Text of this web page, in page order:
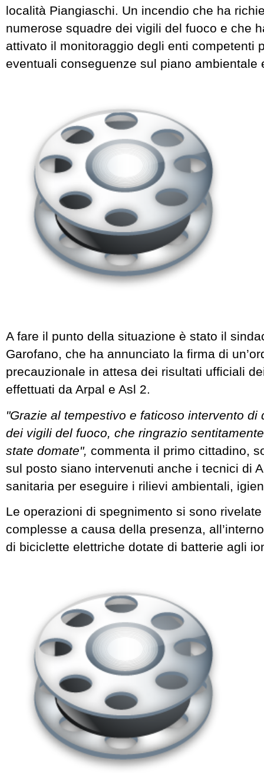
località Piangiaschi. Un incendio che ha
numerose squadre dei vigili del fuoco e che
attivato il monitoraggio degli enti competenti
eventuali conseguenze sul piano ambientale
A fare il punto della situazione è stato il
Garofano, che ha annunciato la firma di
precauzionale in attesa dei risultati ufficiali
effettuati da Arpal e Asl 2.
"Grazie al tempestivo e faticoso intervento di
dei vigili del fuoco, che ringrazio
state domate", commenta il primo cittadino,
sul posto siano intervenuti anche i tecnici di
sanitaria per eseguire i rilievi ambientali,
Le operazioni di spegnimento si sono
complesse a causa della presenza,
di biciclette elettriche dotate di batterie agli